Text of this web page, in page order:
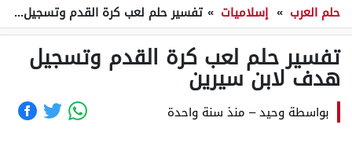
حلم العرب » إسلاميات » تفسير حلم لعب كرة القدم وتسجيل هدف لابن سيرين
تفسير حلم لعب كرة القدم وتسجيل
هدف لابن سيرين
بواسطة وحيد– منذ سنة واحدة